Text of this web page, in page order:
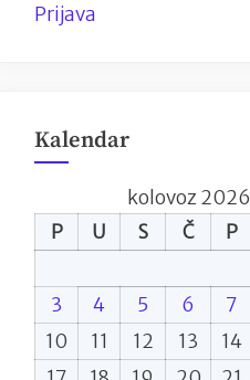
Prijava
Kalendar
kolovoz 2026
P
U S Č P
3
4 5 6 7
10
11 12 13 14